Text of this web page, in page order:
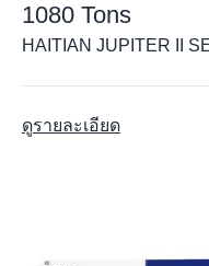
1080 Tons
HAITIAN JUPITER II
ดูรายละเอียด